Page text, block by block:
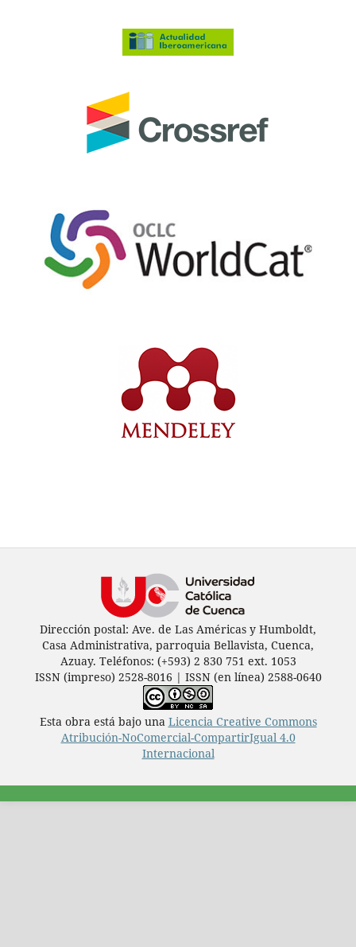
Dirección postal: Ave. de Las Américas y Humboldt,
Casa Administrativa, parroquia Bellavista, Cuenca,
Azuay. Teléfonos: (+593) 2 830 751 ext. 1053
ISSN (impreso) 2528-8016 | ISSN (en línea) 2588-0640
Esta obra está bajo una Licencia Creative Commons
Atribución-NoComercial-CompartirIgual 4.0
Internacional